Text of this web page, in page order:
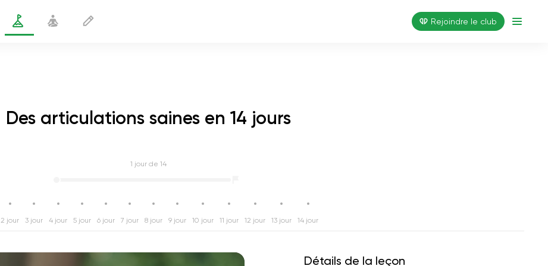
Rejoindre le club
Des articulations saines en 14 jours
1 jour de 14
2 jour 3 jour 4 jour 5 jour 6 jour 7 jour 8 jour 9 jour 10 jour 11 jour 12 jour 13 jour 14 jour
Détails de la leçon